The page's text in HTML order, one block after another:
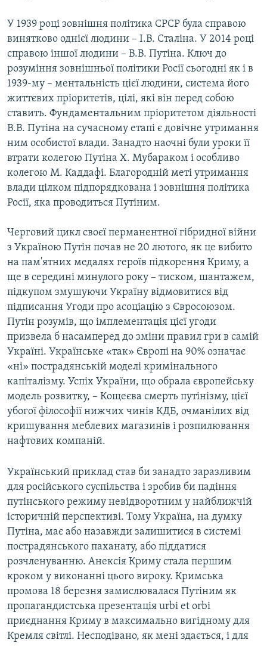
У 1939 році зовнішня політика СРСР була справою
винятково однієї людини – І.В. Сталіна. У 2014 році
справою іншої людини – В.В. Путіна. Ключ до
розуміння зовнішньої політики Росії сьогодні як і в
1939-му – ментальність цієї людини, система його
життєвих пріоритетів, цілі, які він перед собою
ставить. Фундаментальним пріоритетом діяльності
В.В. Путіна на сучасному етапі є довічне утримання
ним особистої влади. Занадто наочні були уроки її
втрати колегою Путіна Х. Мубараком і особливо
колегою М. Каддафі. Благородній меті утримання
влади цілком підпорядкована і зовнішня політика
Росії, яка проводиться Путіним.
Черговий цикл своєї перманентної гібридної війни
з Україною Путін почав не 20 лютого, як це вибито
на пам'ятних медалях героїв підкорення Криму, а
ще в середині минулого року – тиском, шантажем,
підкупом змушуючи Україну відмовитися від
підписання Угоди про асоціацію з Євросоюзом.
Путін розумів, що імплементація цієї угоди
призвела б насамперед до зміни правил гри в самій
Україні. Українське «так» Європі на 90% означає
«ні» пострадянській моделі кримінального
капіталізму. Успіх України, що обрала європейську
модель розвитку, – Кощеєва смерть путінізму, цієї
убогої філософії нижчих чинів КДБ, очманілих від
кришування меблевих магазинів і розпилювання
нафтових компаній.
Український приклад став би занадто заразливим
для російського суспільства і зробив би падіння
путінського режиму невідворотним у найближчій
історичній перспективі. Тому Україна, на думку
Путіна, має або назавжди залишитися в системі
пострадянського паханату, або піддатися
розчленуванню. Анексія Криму стала першим
кроком у виконанні цього вироку. Кримська
промова 18 березня замислювалася Путіним як
пропагандистська презентація urbi et orbi
приєднання Криму в максимально вигідному для
Кремля світлі. Несподівано, як мені здається, і для